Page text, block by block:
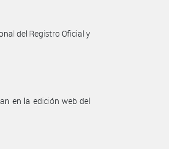
del Registro Oficial y
en la edición web del